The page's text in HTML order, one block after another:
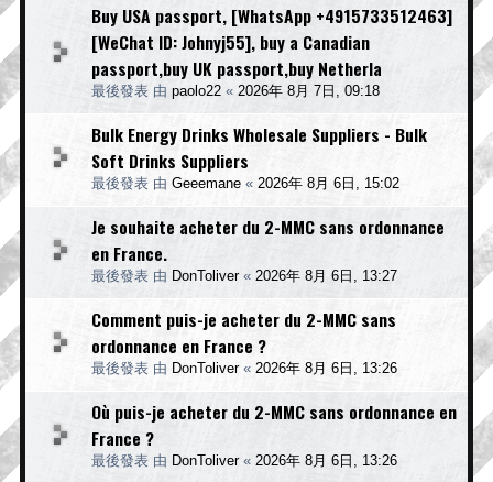
Buy USA passport, [WhatsApp +4915733512463]
[WeChat ID: Johnyj55], buy a Canadian
passport,buy UK passport,buy Netherla
最後發表 由 paolo22 « 2026年 8月 7日, 09:18
Bulk Energy Drinks Wholesale Suppliers - Bulk
Soft Drinks Suppliers
最後發表 由 Geeemane « 2026年 8月 6日, 15:02
Je souhaite acheter du 2-MMC sans ordonnance
en France.
最後發表 由 DonToliver« 2026年 8月 6日, 13:27
Comment puis-je acheter du 2-MMC sans
ordonnance en France ?
最後發表 由 DonToliver« 2026年 8月 6日, 13:26
Où puis-je acheter du 2-MMC sans ordonnance en
France ?
最後發表 由 DonToliver« 2026年 8月 6日, 13:26